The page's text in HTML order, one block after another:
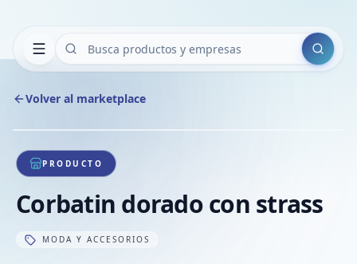
Buscar
Volver al marketplace
1/1
PRODUCTO
Corbatin dorado con strass
MODA Y ACCESORIOS